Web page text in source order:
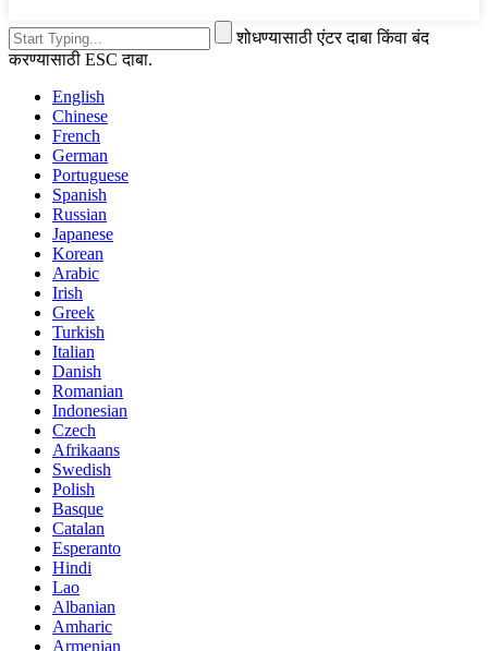
शोधण्यासाठी एंटर दाबा किंवा बंद
करण्यासाठी ESC दाबा.
English
Chinese
French
German
Portuguese
Spanish
Russian
Japanese
Korean
Arabic
Irish
Greek
Turkish
Italian
Danish
Romanian
Indonesian
Czech
Afrikaans
Swedish
Polish
Basque
Catalan
Esperanto
Hindi
Lao
Albanian
Amharic
Armenian